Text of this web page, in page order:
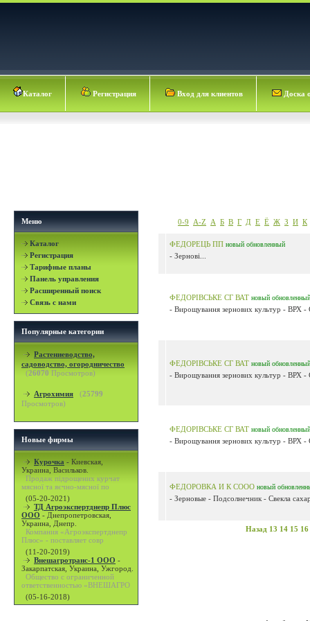
Каталог Регистрация Вход для клиентов Доска
Меню
Каталог
Регистрация
Тарифные планы
Панель управления
Расширенный поиск
Связь с нами
Популярные категории
Растениеводство,
садоводство, огородничество
(26070 Просмотров)
Агрохимия (25799
Просмотров)
Новые фирмы
Курочка - Киевская,
Украина, Васильков.
Продаж підрощених курчат
мясної та яєчно-мясної по
(05-20-2021)
ТД Агроэкспертднепр Плюс
ООО - Днепропетровская,
Украина, Днепр.
Компания «Агроэкспертднепр
Плюс» - поставляет совр
(11-20-2019)
Внешагротранс-1 ООО -
Закарпатская, Украина, Ужгород.
Общество с ограниченной
ответственностью «ВНЕШАГРО
(05-16-2018)
0-9 A-Z А Б В Г Д Е Ё Ж З И К
ФЕДОРЕЦЬ ПП новый обновленный
- Зернові...
ФЕДОРІВСЬКЕ СГ ВАТ новый обновленный
- Вирощування зернових культур - ВРХ -
ФЕДОРІВСЬКЕ СГ ВАТ новый обновленный
- Вирощування зернових культур - ВРХ -
ФЕДОРІВСЬКЕ СГ ВАТ новый обновленный
- Вирощування зернових культур - ВРХ -
ФЕДОРОВКА И К СООО новый
- Зерновые - Подсолнечник - Свекла
Назад 13 14 15 16